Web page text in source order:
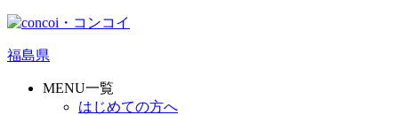
福島県
MENU一覧
はじめての方へ